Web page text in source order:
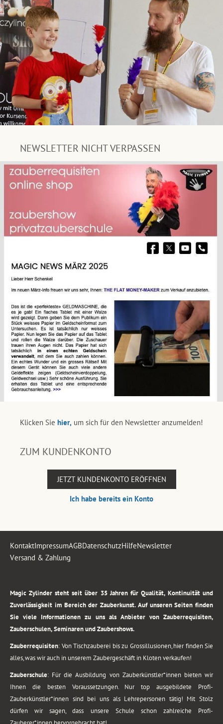
NEWSLETTER NICHT VERPASSEN
Klicken Sie hier, um sich für den Newsletter anzumelden!
ZUM KUNDENKONTO
JETZT KUNDENKONTO ERÖFFNEN
Ich habe bereits ein Konto
KontaktImpressumAGBDatenschutzHilfeNewsletter
Versand & Zahlung
Magic Zylinder steht seit über 35 Jahren für Qualität, Kontinuität und
Zuverlässigkeit im Bereich der Zauberkunst. Auf unseren Seiten finden
Sie viele Informationen zu uns als Anbieter von Zauberrequisiten,
Zauberschulen, Seminaren und Zaubershows.
Zauberrequisiten: Von Tischzauberei bis zu Grossillusionen, hier finden Sie
alles, was wir auch in unserem Zaubergeschäft in Kloten verkaufen!
Zauberschule: Für die Ausbildung von Zauberkünstler*innen bieten wir
Ihnen die besten Voraussetzungen. Nur top ausgebildete Profi-
Zauberkünstler*innen sind bei uns als Lehrepersonen tätig! Mit Stolz
dürfen wir sagen, dass unsere Schule schon zahlreiche Profi-